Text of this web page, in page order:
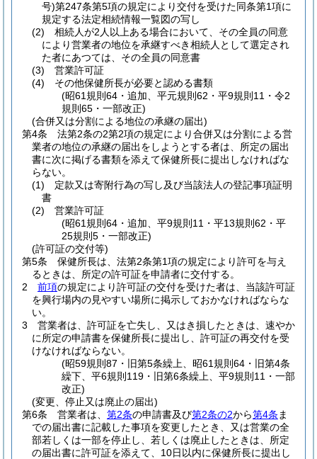
号)第247条第5項の規定により交付を受けた同条第1項に
規定する法定相続情報一覧図の写し
(2)
相続人が2人以上ある場合において、その全員の同意
により営業者の地位を承継すべき相続人として選定され
た者にあつては、その全員の同意書
(3)
営業許可証
(4)
その他保健所長が必要と認める書類
(昭61規則64・追加、平元規則62・平9規則11・令2
規則65・一部改正)
(合併又は分割による地位の承継の届出)
第4条
法第2条の2第2項の規定により合併又は分割による営
業者の地位の承継の届出をしようとする者は、所定の届出
書に次に掲げる書類を添えて保健所長に提出しなければな
らない。
(1)
定款又は寄附行為の写し及び当該法人の登記事項証明
書
(2)
営業許可証
(昭61規則64・追加、平9規則11・平13規則62・平
25規則5・一部改正)
(許可証の交付等)
第5条
保健所長は、法第2条第1項の規定により許可を与え
るときは、所定の許可証を申請者に交付する。
2
前項の規定により許可証の交付を受けた者は、当該許可証
を興行場内の見やすい場所に掲示しておかなければならな
い。
3
営業者は、許可証を亡失し、又はき損したときは、速やか
に所定の申請書を保健所長に提出し、許可証の再交付を受
けなければならない。
(昭59規則87・旧第5条繰上、昭61規則64・旧第4条
繰下、平6規則119・旧第6条繰上、平9規則11・一部
改正)
(変更、停止又は廃止の届出)
第6条
営業者は、 第2条の申請書及び第2条の2から第4条 ま
での届出書に記載した事項を変更したとき、又は営業の全
部若しくは一部を停止し、若しくは廃止したときは、所定
の届出書に許可証を添えて、10日以内に保健所長に提出し